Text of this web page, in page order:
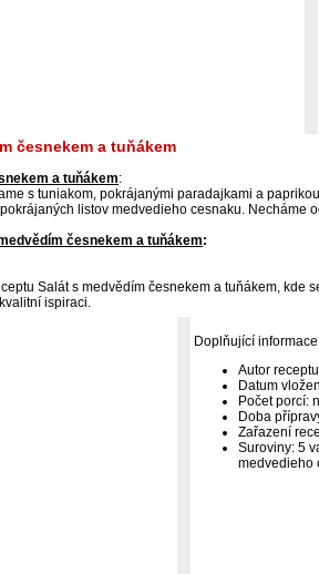
česnekem a tuňákem
a tuňákem:
s tuniakom, pokrájanými paradajkami a
listov medvedieho cesnaku. Necháme
česnekem a tuňákem:
Salát s medvědím česnekem a tuňákem, kde
ispiraci.
Doplňující
Autor
Datum
Počet porcí:
Doba
Zařazení
Suroviny: 5
medvedieho